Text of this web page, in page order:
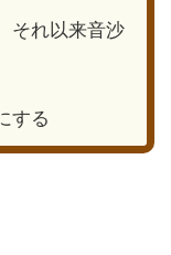
それ以来音沙
する